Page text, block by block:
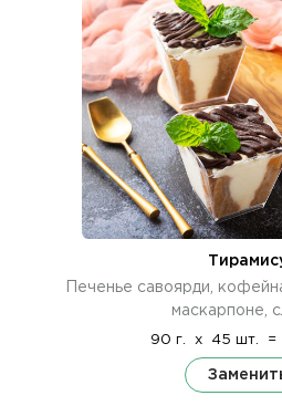
Печенье савоярди,
маскарпоне,
90 г. x 45 шт. =